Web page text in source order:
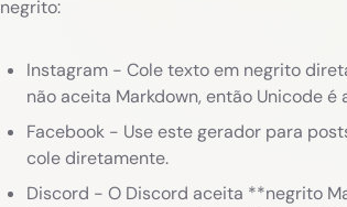
negrito:
Instagram - Cole texto em negrito
não aceita Markdown, então Unicode é
Facebook - Use este gerador para
cole diretamente.
Discord - O Discord aceita **negrito